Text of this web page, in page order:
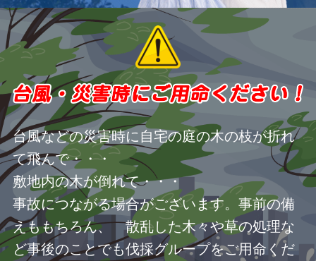
台風などの災害時に自宅の庭の木の枝が折れ
て飛んで・・・
敷地内の木が倒れて・・・
事故につながる場合がございます。事前の備
えももちろん、 散乱した木々や草の処理な
ど事後のことでも伐採グループをご用命くだ